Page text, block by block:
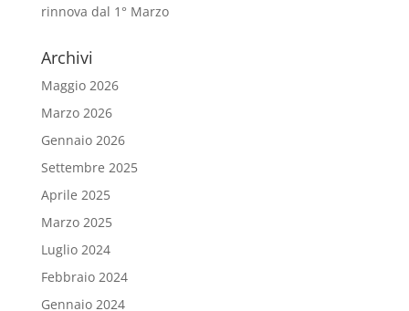
rinnova dal 1° Marzo
Archivi
Maggio 2026
Marzo 2026
Gennaio 2026
Settembre 2025
Aprile 2025
Marzo 2025
Luglio 2024
Febbraio 2024
Gennaio 2024